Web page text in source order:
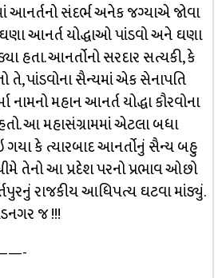
આનર્તનો સંદર્ભ અનેક જગ્યાએ જોવા
આનર્ત યોદ્ધાઓ પાંડવો અને ઘણા
હતા. આનર્તોનો સરદાર સત્યકી, કે
તે, પાંડવોના સૈન્યમાં એક સેનાપતિ
નામનો મહાન આનર્ત યોદ્ધા કૌરવોના
આ મહાસંગ્રામમાં એટલા બધા
કે ત્યારબાદ આનર્તોનું સૈન્ય બહુ
તેનો આ પ્રદેશ પરનો પ્રભાવ ઓછો
રાજકીય આધિપત્ય ઘટવા માંડ્યું.
જ !!!